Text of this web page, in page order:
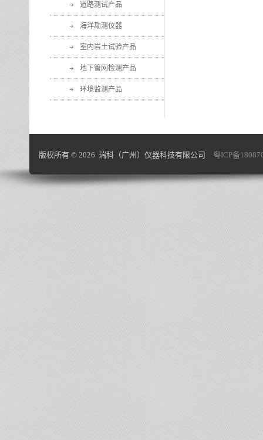
道路测试产品
海洋勘测仪器
室内岩土试验产品
地下管网检测产品
环境监测产品
版权所有 © 2026 瑞科（广州）仪器科技有限公司 粤ICP备